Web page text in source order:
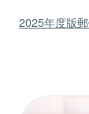
2025年度版